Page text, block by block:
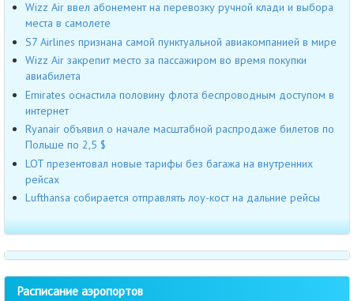
Wizz Air ввел абонемент на перевозку ручной клади и выбора
места в самолете
S7 Airlines признана самой пунктуальной авиакомпанией в мире
Wizz Air закрепит место за пассажиром во время покупки
авиабилета
Emirates оснастила половину флота беспроводным доступом в
интернет
Ryanair объявил о начале масштабной распродаже билетов по
Польше по 2,5 $
LOT презентовал новые тарифы без багажа на внутренних
рейсах
Lufthansa собирается отправлять лоу-кост на дальние рейсы
Расписание аэропортов